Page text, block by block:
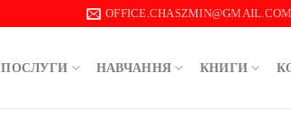
OFFICE.CHASZMIN@GMAIL.COM
ПОСЛУГИ НАВЧАННЯ КНИГИ